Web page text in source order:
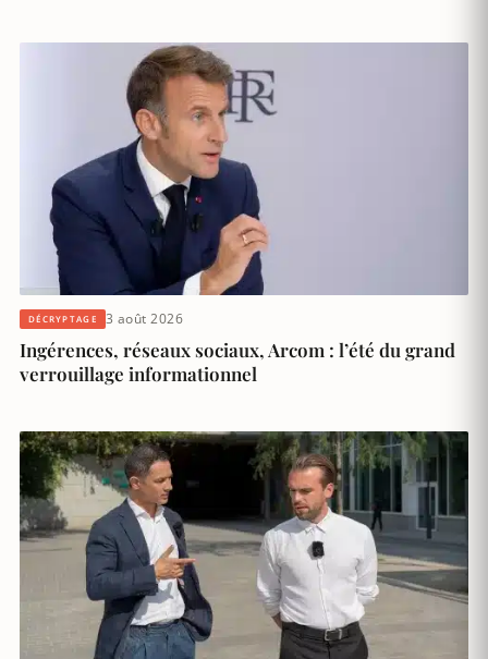
DÉCRYPTAGE 3 août 2026
Ingérences, réseaux sociaux, Arcom : l’été du grand
verrouillage informationnel